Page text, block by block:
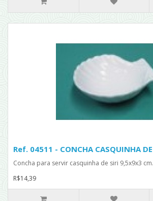
Ref. 04511 - CONCHA CASQUINHA
Concha para servir casquinha de siri 9,5x9x3
R$14,39